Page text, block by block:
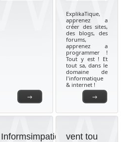
→ →
ExplikaTique,
apprenez a
créer des sites,
des blogs, des
forums,
apprenez a
programmer !
Tout y est ! Et
tout sa, dans le
domaine de
l'informatique
& internet !
Informsimpatiquevent tou